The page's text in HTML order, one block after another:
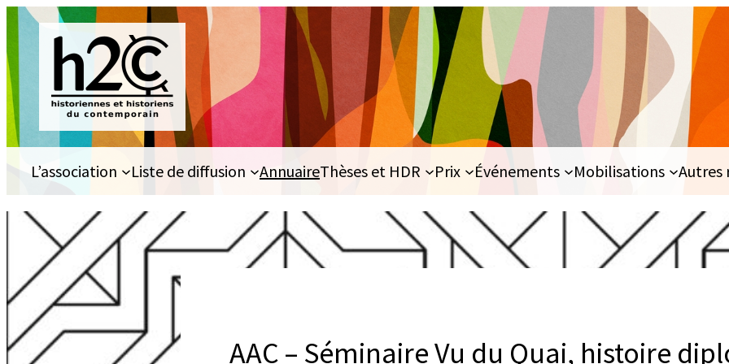
Aller
au
contenu
L’association Liste de diffusion AnnuaireThèses et HDR Prix Événements Mobilisations Autres
AAC – Séminaire Vu du Quai, histoire